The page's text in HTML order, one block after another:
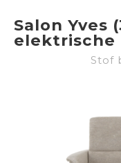
Salon Yves
elektrische
Stof